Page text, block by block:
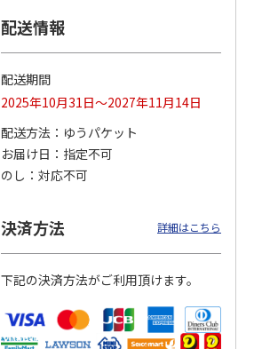
「犬夜叉」アクリル
ジオラマスタンド
5.0 （4）
3,300円
(送料別・税込)
2,750円
(送料別・税込)
配送情報
配送期間
2025年10月31日～2027年11月14日
配送方法
ゆうパケット
お届け日
指定不可
のし
対応不可
決済方法 詳細はこちら
下記の決済方法がご利用頂けます。